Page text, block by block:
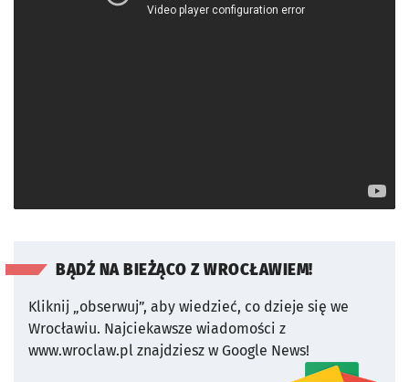
BĄDŹ NA BIEŻĄCO Z WROCŁAWIEM!
Kliknij „obserwuj”, aby wiedzieć, co dzieje się we
Wrocławiu. Najciekawsze wiadomości z
www.wroclaw.pl znajdziesz w Google News!